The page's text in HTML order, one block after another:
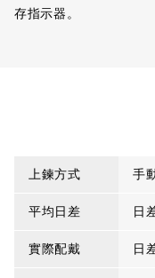
存指示器。
上鍊方式 手
平均日差 日
實際配戴 日